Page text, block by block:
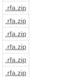
.rfa .zip
.rfa .zip
.rfa .zip
.rfa .zip
.rfa .zip
.rfa .zip